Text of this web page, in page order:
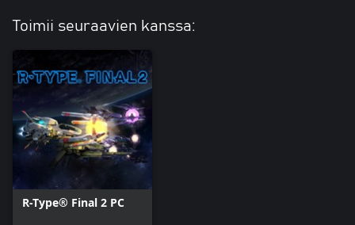
Toimii seuraavien kanssa:
R-Type® Final 2 PC